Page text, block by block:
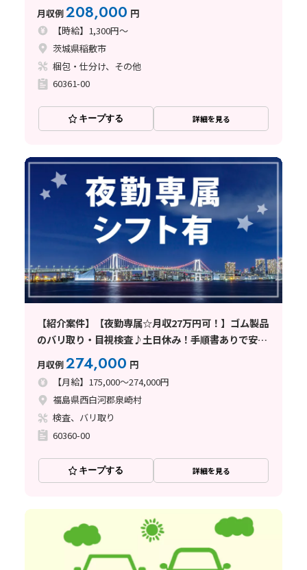
月収例208,000 円
【時給】1,300円～
茨城県稲敷市
梱包・仕分け、その他
60361-00
キープする 詳細を見る
【紹介案件】【夜勤専属☆月収27万円可！】ゴム製品
のバリ取り・目視検査♪土日休み！手順書ありで安心
月収例274,000 円
【月給】175,000～274,000円
福島県西白河郡泉崎村
検査、バリ取り
60360-00
キープする 詳細を見る